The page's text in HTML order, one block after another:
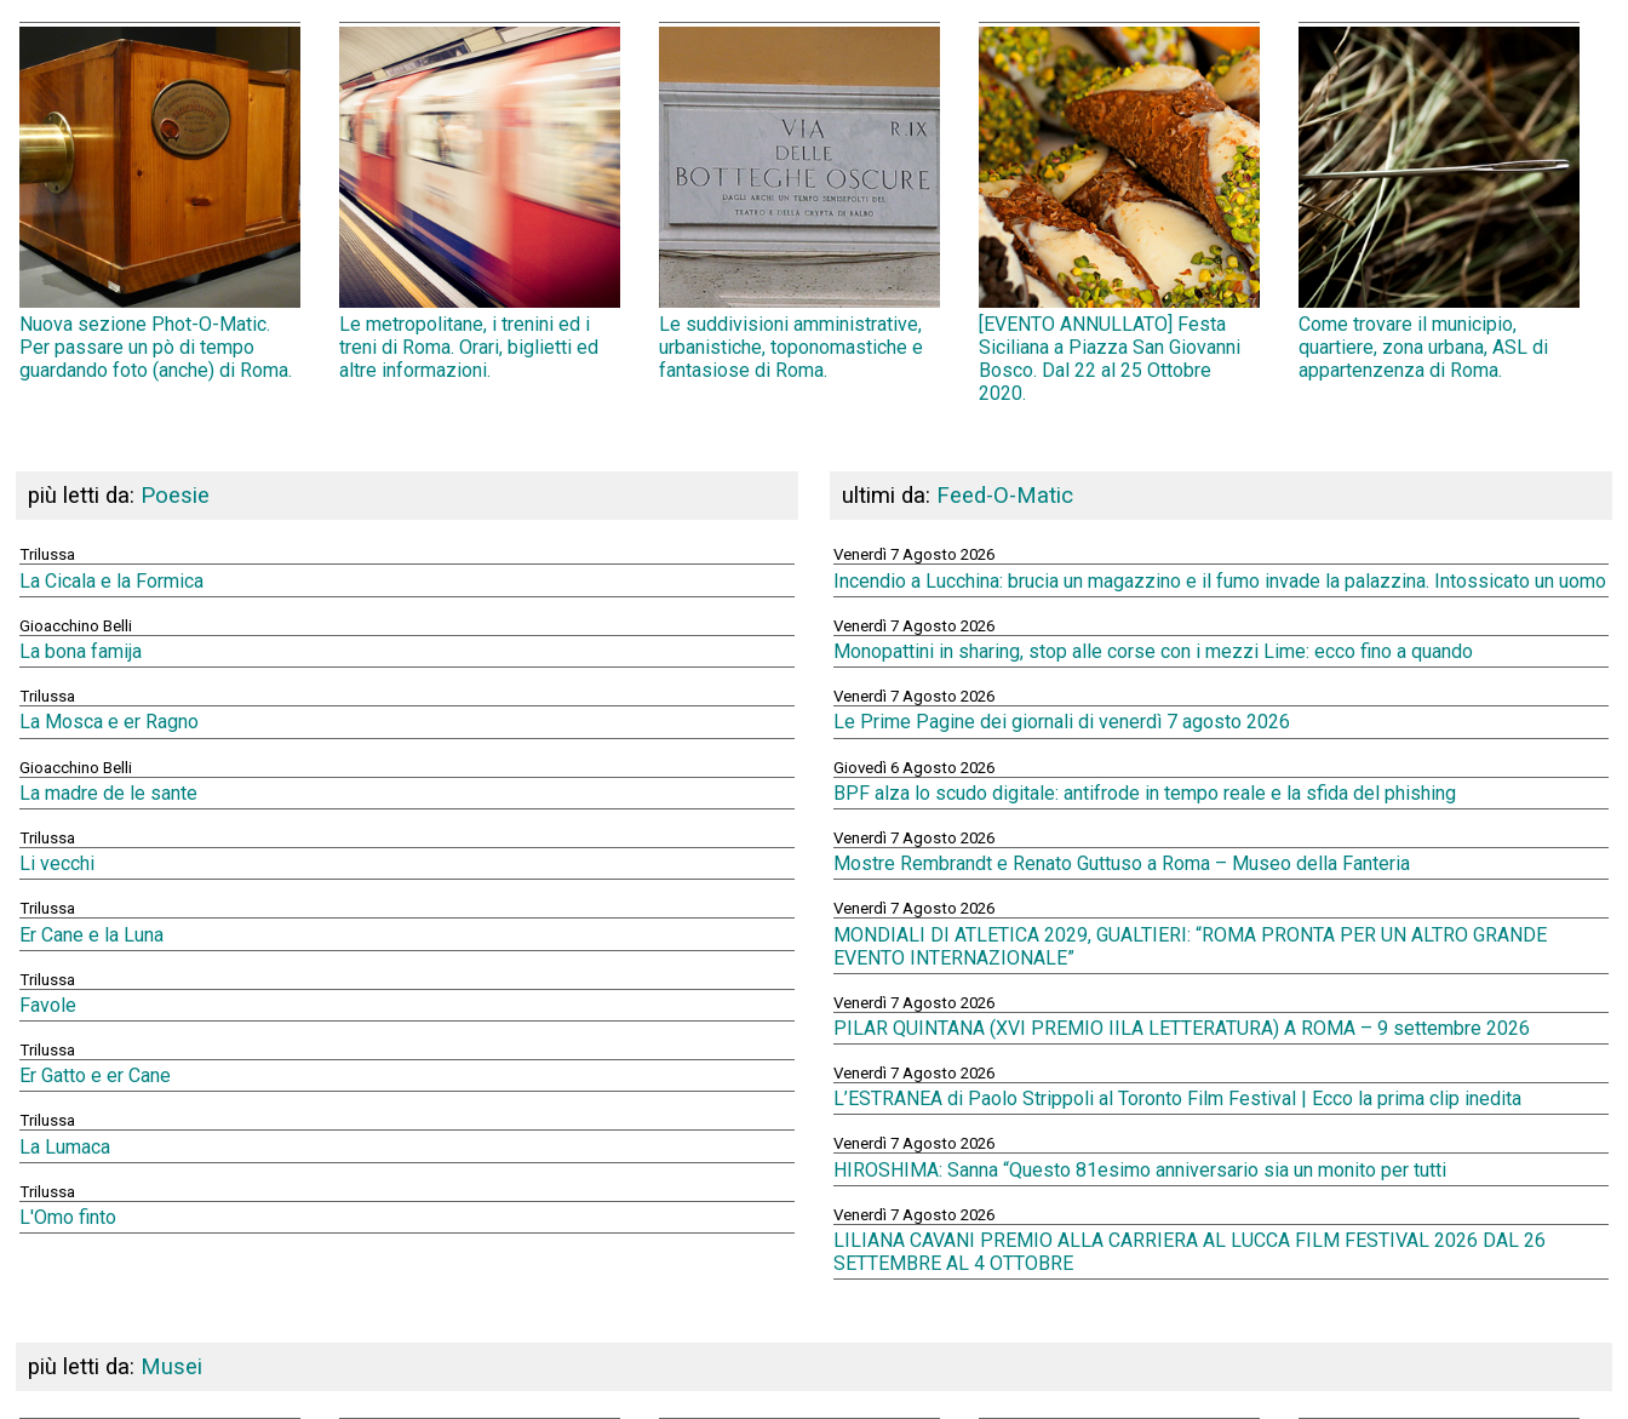
Nuova sezione Phot-O-Matic.
Per passare un pò di tempo
guardando foto (anche) di Roma.
Le metropolitane, i trenini ed i
treni di Roma. Orari, biglietti ed
altre informazioni.
Le suddivisioni amministrative,
urbanistiche, toponomastiche e
fantasiose di Roma.
[EVENTO ANNULLATO] Festa
Siciliana a Piazza San Giovanni
Bosco. Dal 22 al 25 Ottobre
2020.
Come trovare il municipio,
quartiere, zona urbana, ASL di
appartenzenza di Roma.
più letti da: Poesie
Trilussa
La Cicala e la Formica
Gioacchino Belli
La bona famija
Trilussa
La Mosca e er Ragno
Gioacchino Belli
La madre de le sante
Trilussa
Li vecchi
Trilussa
Er Cane e la Luna
Trilussa
Favole
Trilussa
Er Gatto e er Cane
Trilussa
La Lumaca
Trilussa
L'Omo finto
ultimi da: Feed-O-Matic
Venerdì 7 Agosto 2026
Incendio a Lucchina: brucia un magazzino e il fumo invade la palazzina. Intossicato un uomo
Venerdì 7 Agosto 2026
Monopattini in sharing, stop alle corse con i mezzi Lime: ecco fino a quando
Venerdì 7 Agosto 2026
Le Prime Pagine dei giornali di venerdì 7 agosto 2026
Giovedì 6 Agosto 2026
BPF alza lo scudo digitale: antifrode in tempo reale e la sfida del phishing
Venerdì 7 Agosto 2026
Mostre Rembrandt e Renato Guttuso a Roma – Museo della Fanteria
Venerdì 7 Agosto 2026
MONDIALI DI ATLETICA 2029, GUALTIERI: “ROMA PRONTA PER UN ALTRO GRANDE
EVENTO INTERNAZIONALE”
Venerdì 7 Agosto 2026
PILAR QUINTANA (XVI PREMIO IILA LETTERATURA) A ROMA – 9 settembre 2026
Venerdì 7 Agosto 2026
L’ESTRANEA di Paolo Strippoli al Toronto Film Festival | Ecco la prima clip inedita
Venerdì 7 Agosto 2026
HIROSHIMA: Sanna “Questo 81esimo anniversario sia un monito per tutti
Venerdì 7 Agosto 2026
LILIANA CAVANI PREMIO ALLA CARRIERA AL LUCCA FILM FESTIVAL 2026 DAL 26
SETTEMBRE AL 4 OTTOBRE
più letti da: Musei